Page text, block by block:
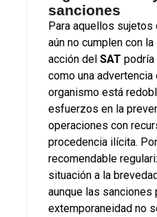
sanciones
Para aquellos sujetos
aún no cumplen con la
acción del SAT podría
como una advertencia
organismo está
esfuerzos en la
operaciones con
procedencia ilícita.
recomendable
situación a la
aunque las sanciones
extemporaneidad no